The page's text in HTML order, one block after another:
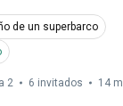
de un superbarco
2 6 invitados 14 m